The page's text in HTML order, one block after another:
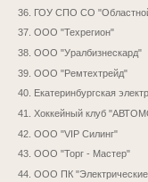
36. ГОУ СПО СО "Областной
37. ООО "Техрегион"
38. ООО "Уралбизнескард"
39. ООО "Ремтехтрейд"
40. Екатеринбургская
41. Хоккейный клуб
42. ООО "VIP Силинг"
43. ООО "Торг - Мастер"
44. ООО ПК "Электрические